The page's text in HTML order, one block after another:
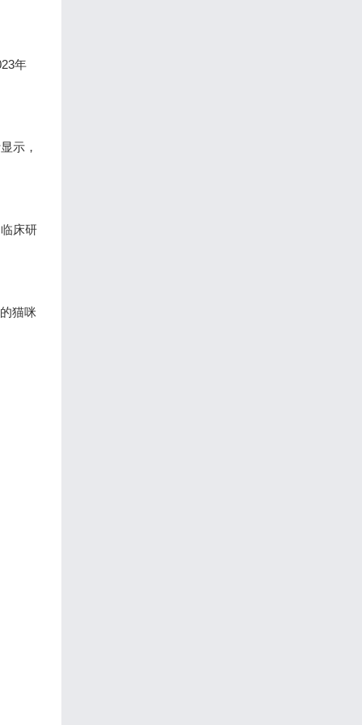
年
示，
床研
猫咪